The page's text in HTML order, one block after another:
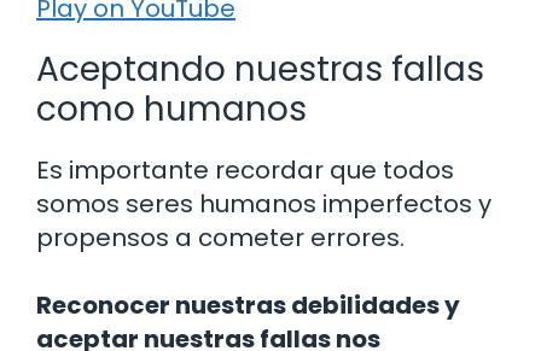
Play on YouTube
Aceptando nuestras fallas
como humanos
Es importante recordar que todos
somos seres humanos imperfectos y
propensos a cometer errores.
Reconocer nuestras debilidades y
aceptar nuestras fallas nos